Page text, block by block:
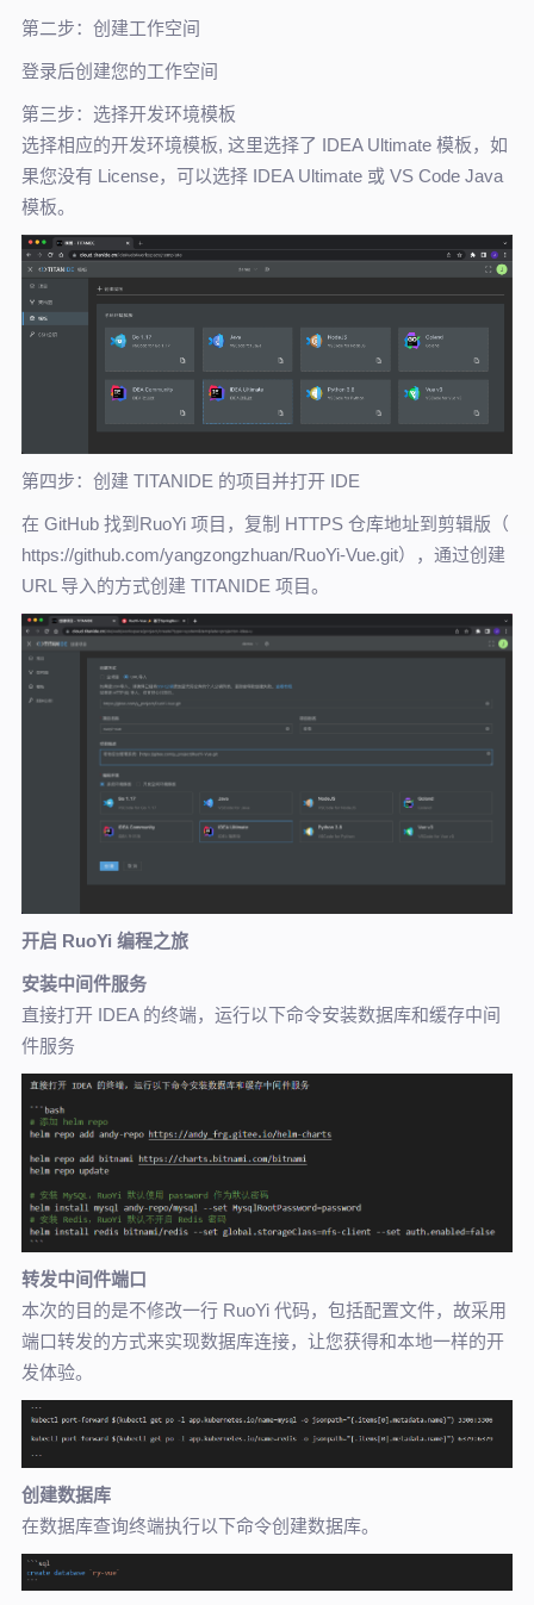
第二步：创建工作空间
登录后创建您的工作空间
第三步：选择开发环境模板
选择相应的开发环境模板, 这里选择了 IDEA Ultimate 模板，如
果您没有 License，可以选择 IDEA Ultimate 或 VS Code Java
模板。
第四步：创建 TITANIDE 的项目并打开 IDE
在 GitHub 找到RuoYi 项目，复制 HTTPS 仓库地址到剪辑版（
https://github.com/yangzongzhuan/RuoYi-Vue.git），通过创建
URL 导入的方式创建 TITANIDE 项目。
开启 RuoYi 编程之旅
安装中间件服务
直接打开 IDEA 的终端，运行以下命令安装数据库和缓存中间
件服务
转发中间件端口
本次的目的是不修改一行 RuoYi 代码，包括配置文件，故采用
端口转发的方式来实现数据库连接，让您获得和本地一样的开
发体验。
创建数据库
在数据库查询终端执行以下命令创建数据库。